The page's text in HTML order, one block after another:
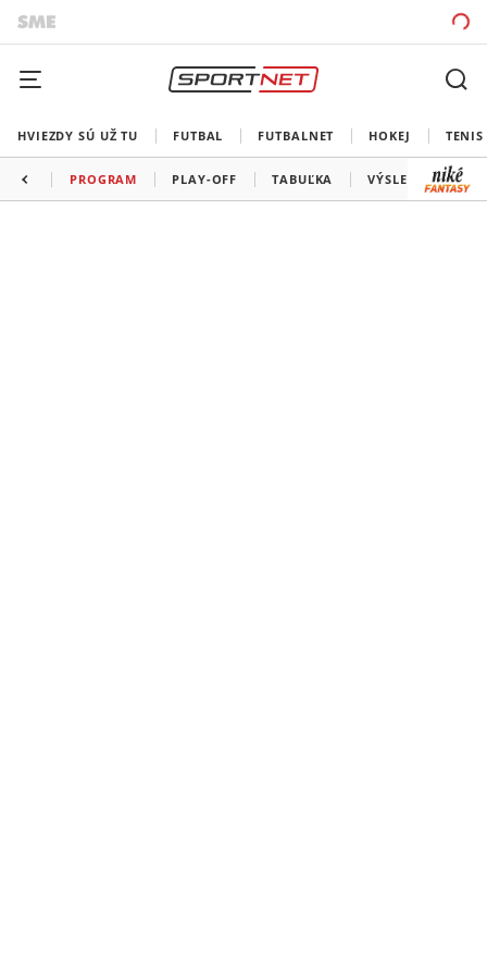
HVIEZDY SÚ UŽ TU FUTBAL FUTBALNET HOKEJ TENIS
PROGRAM PLAY-OFF TABUĽKA VÝSLEDKY